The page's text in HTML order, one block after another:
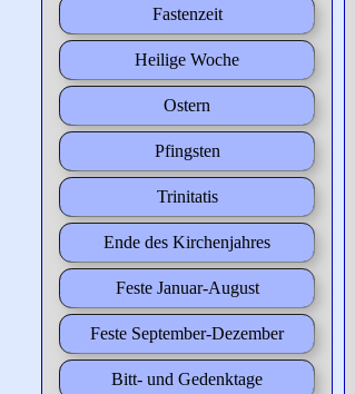
Fastenzeit
Heilige Woche
Ostern
Pfingsten
Trinitatis
Ende des Kirchenjahres
Feste Januar-August
Feste September-Dezember
Bitt- und Gedenktage